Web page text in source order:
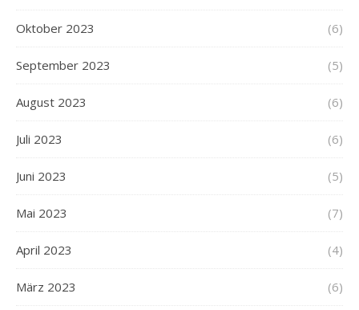
Oktober 2023 (6)
September 2023 (5)
August 2023 (6)
Juli 2023 (6)
Juni 2023 (5)
Mai 2023 (7)
April 2023 (4)
März 2023 (6)